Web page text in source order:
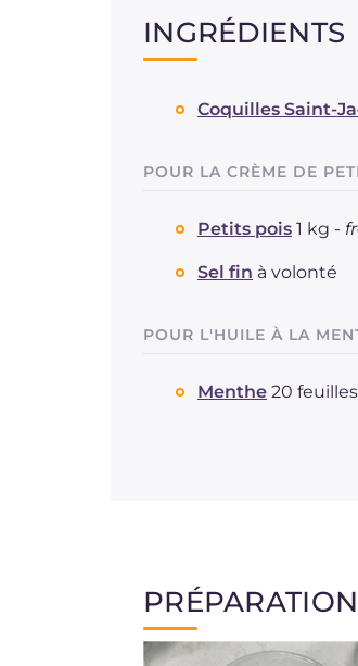
INGRÉDIENTS
Coquilles Saint-
POUR LA CRÈME DE
Petits pois 1 kg -
Sel fin à volonté
POUR L'HUILE À LA
Menthe 20 feuilles
PRÉPARATION